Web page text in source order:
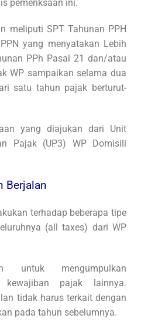
pemeriksaan ini.
meliputi SPT Tahunan PPH
yang menyatakan Lebih
PPh Pasal 21 dan/atau
WP sampaikan selama dua
satu tahun pajak berturut-
yang diajukan dari Unit
Pajak (UP3) WP Domisili
Berjalan
terhadap beberapa tipe
(all taxes) dari WP
untuk mengumpulkan
pajak lainnya.
tidak harus terkait dengan
pada tahun sebelumnya.